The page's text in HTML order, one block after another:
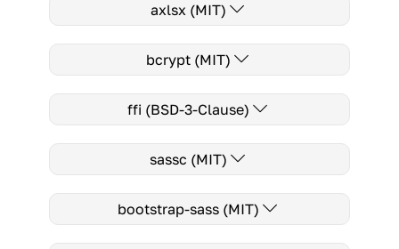
axlsx (MIT)
bcrypt (MIT)
ffi (BSD-3-Clause)
sassc (MIT)
bootstrap-sass (MIT)